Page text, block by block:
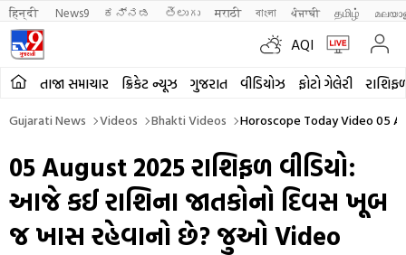
हिन्दी News9 ಕನ್ನಡ తెలుగు मराठी বাংলা ਪੰਜਾਬੀ தமிழ்
AQI
તાજા સમાચાર ક્રિકેટ ન્યૂઝ ગુજરાત વીડિયોઝ ફોટો ગેલેરી
Gujarati News Videos Bhakti Videos Horoscope Today Video 05
05 August 2025 રાશિફળ વીડિયો:
આજે કઈ રાશિના જાતકોનો દિવસ ખૂબ
જ ખાસ રહેવાનો છે? જુઓ Video